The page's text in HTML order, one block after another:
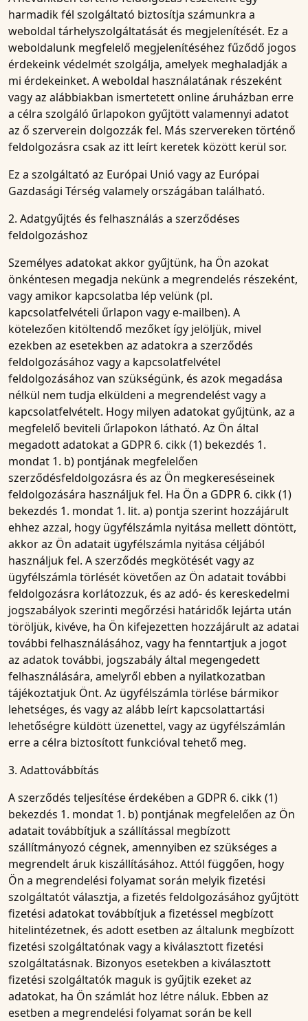
harmadik fél szolgáltató biztosítja számunkra a
weboldal tárhelyszolgáltatását és megjelenítését. Ez a
weboldalunk megfelelő megjelenítéséhez fűződő jogos
érdekeink védelmét szolgálja, amelyek meghaladják a
mi érdekeinket. A weboldal használatának részeként
vagy az alábbiakban ismertetett online áruházban erre
a célra szolgáló űrlapokon gyűjtött valamennyi adatot
az ő szerverein dolgozzák fel. Más szervereken történő
feldolgozásra csak az itt leírt keretek között kerül sor.
Ez a szolgáltató az Európai Unió vagy az Európai
Gazdasági Térség valamely országában található.
2. Adatgyűjtés és felhasználás a szerződéses
feldolgozáshoz
Személyes adatokat akkor gyűjtünk, ha Ön azokat
önkéntesen megadja nekünk a megrendelés részeként,
vagy amikor kapcsolatba lép velünk (pl.
kapcsolatfelvételi űrlapon vagy e-mailben). A
kötelezően kitöltendő mezőket így jelöljük, mivel
ezekben az esetekben az adatokra a szerződés
feldolgozásához vagy a kapcsolatfelvétel
feldolgozásához van szükségünk, és azok megadása
nélkül nem tudja elküldeni a megrendelést vagy a
kapcsolatfelvételt. Hogy milyen adatokat gyűjtünk, az a
megfelelő beviteli űrlapokon látható. Az Ön által
megadott adatokat a GDPR 6. cikk (1) bekezdés 1.
mondat 1. b) pontjának megfelelően
szerződésfeldolgozásra és az Ön megkereséseinek
feldolgozására használjuk fel. Ha Ön a GDPR 6. cikk (1)
bekezdés 1. mondat 1. lit. a) pontja szerint hozzájárult
ehhez azzal, hogy ügyfélszámla nyitása mellett döntött,
akkor az Ön adatait ügyfélszámla nyitása céljából
használjuk fel. A szerződés megkötését vagy az
ügyfélszámla törlését követően az Ön adatait további
feldolgozásra korlátozzuk, és az adó- és kereskedelmi
jogszabályok szerinti megőrzési határidők lejárta után
töröljük, kivéve, ha Ön kifejezetten hozzájárult az adatai
további felhasználásához, vagy ha fenntartjuk a jogot
az adatok további, jogszabály által megengedett
felhasználására, amelyről ebben a nyilatkozatban
tájékoztatjuk Önt. Az ügyfélszámla törlése bármikor
lehetséges, és vagy az alább leírt kapcsolattartási
lehetőségre küldött üzenettel, vagy az ügyfélszámlán
erre a célra biztosított funkcióval tehető meg.
3. Adattovábbítás
A szerződés teljesítése érdekében a GDPR 6. cikk (1)
bekezdés 1. mondat 1. b) pontjának megfelelően az Ön
adatait továbbítjuk a szállítással megbízott
szállítmányozó cégnek, amennyiben ez szükséges a
megrendelt áruk kiszállításához. Attól függően, hogy
Ön a megrendelési folyamat során melyik fizetési
szolgáltatót választja, a fizetés feldolgozásához gyűjtött
fizetési adatokat továbbítjuk a fizetéssel megbízott
hitelintézetnek, és adott esetben az általunk megbízott
fizetési szolgáltatónak vagy a kiválasztott fizetési
szolgáltatásnak. Bizonyos esetekben a kiválasztott
fizetési szolgáltatók maguk is gyűjtik ezeket az
adatokat, ha Ön számlát hoz létre náluk. Ebben az
esetben a megrendelési folyamat során be kell